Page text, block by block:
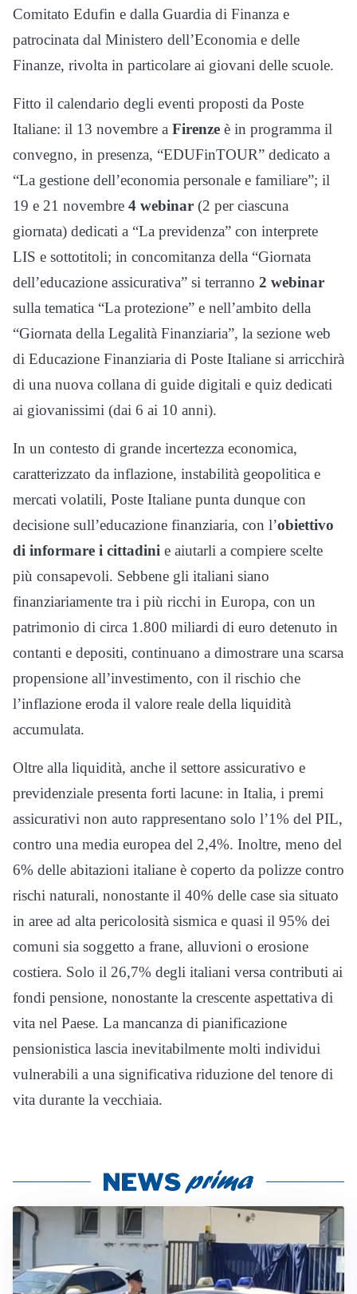
Comitato Edufin e dalla Guardia di Finanza e
patrocinata dal Ministero dell’Economia e delle
Finanze, rivolta in particolare ai giovani delle scuole.
Fitto il calendario degli eventi proposti da Poste
Italiane: il 13 novembre a Firenze è in programma il
convegno, in presenza, “EDUFinTOUR” dedicato a
“La gestione dell’economia personale e familiare”; il
19 e 21 novembre 4 webinar (2 per ciascuna
giornata) dedicati a “La previdenza” con interprete
LIS e sottotitoli; in concomitanza della “Giornata
dell’educazione assicurativa” si terranno 2 webinar
sulla tematica “La protezione” e nell’ambito della
“Giornata della Legalità Finanziaria”, la sezione web
di Educazione Finanziaria di Poste Italiane si arricchirà
di una nuova collana di guide digitali e quiz dedicati
ai giovanissimi (dai 6 ai 10 anni).
In un contesto di grande incertezza economica,
caratterizzato da inflazione, instabilità geopolitica e
mercati volatili, Poste Italiane punta dunque con
decisione sull’educazione finanziaria, con l’obiettivo
di informare i cittadini e aiutarli a compiere scelte
più consapevoli. Sebbene gli italiani siano
finanziariamente tra i più ricchi in Europa, con un
patrimonio di circa 1.800 miliardi di euro detenuto in
contanti e depositi, continuano a dimostrare una scarsa
propensione all’investimento, con il rischio che
l’inflazione eroda il valore reale della liquidità
accumulata.
Oltre alla liquidità, anche il settore assicurativo e
previdenziale presenta forti lacune: in Italia, i premi
assicurativi non auto rappresentano solo l’1% del PIL,
contro una media europea del 2,4%. Inoltre, meno del
6% delle abitazioni italiane è coperto da polizze contro
rischi naturali, nonostante il 40% delle case sia situato
in aree ad alta pericolosità sismica e quasi il 95% dei
comuni sia soggetto a frane, alluvioni o erosione
costiera. Solo il 26,7% degli italiani versa contributi ai
fondi pensione, nonostante la crescente aspettativa di
vita nel Paese. La mancanza di pianificazione
pensionistica lascia inevitabilmente molti individui
vulnerabili a una significativa riduzione del tenore di
vita durante la vecchiaia.